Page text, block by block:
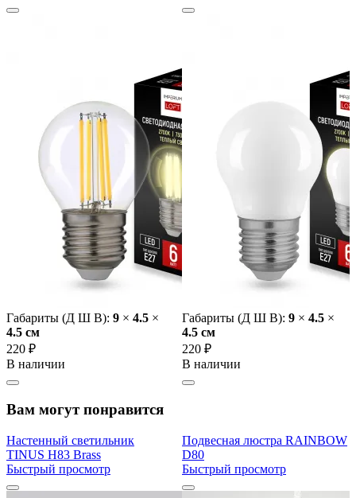
Габариты (Д Ш В): 9 × 4.5 ×
4.5 cм
220 ₽
В наличии
Габариты (Д Ш В): 9 × 4.5 ×
4.5 cм
220 ₽
В наличии
Вам могут понравится
Настенный светильник
TINUS H83 Brass
Быстрый просмотр
Подвесная люстра RAINBOW
D80
Быстрый просмотр